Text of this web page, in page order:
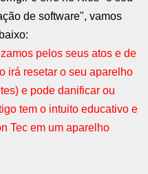
de software", vamos
pelos seus atos e de
irá resetar o seu aparelho
e pode danificar ou
tem o intuito educativo e
Tec em um aparelho